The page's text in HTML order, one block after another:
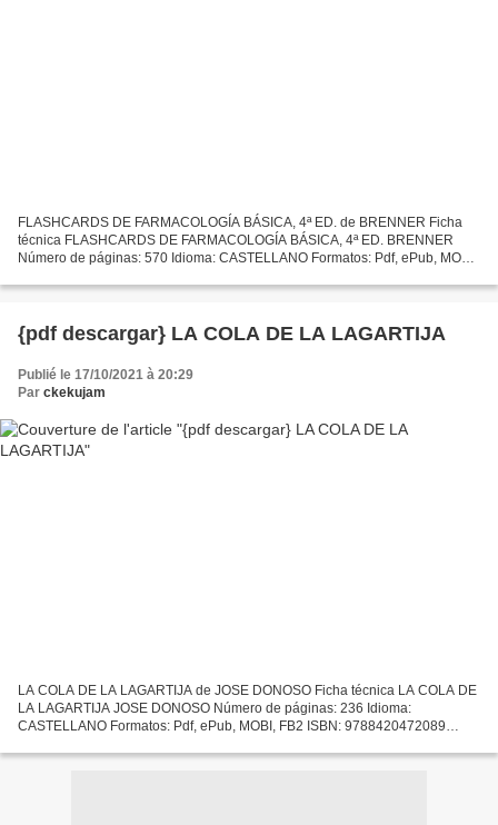
FLASHCARDS DE FARMACOLOGÍA BÁSICA, 4ª ED. de BRENNER Ficha
técnica FLASHCARDS DE FARMACOLOGÍA BÁSICA, 4ª ED. BRENNER
Número de páginas: 570 Idioma: CASTELLANO Formatos: Pdf, ePub, MOBI,
edición:...
{pdf descargar} LA COLA DE LA LAGARTIJA
Publié le 17/10/2021 à 20:29
Par ckekujam
LA COLA DE LA LAGARTIJA de JOSE DONOSO Ficha técnica LA COLA DE
LA LAGARTIJA JOSE DONOSO Número de páginas: 236 Idioma:
CASTELLANO Formatos: Pdf, ePub, MOBI, FB2 ISBN: 9788420472089
Descargar...